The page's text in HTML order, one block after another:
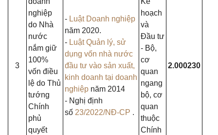
3
nghiệp
do Nhà
nước
nắm giữ
100%
vốn điều
lệ do Thủ
tướng
Chính
phủ
quyết
- Luật Doanh nghiệp
năm 2020.
- Luật Quản lý, sử
dụng vốn nhà nước
đầu tư vào sản xuất,
kinh doanh tại doanh
nghiệp năm 2014
- Nghị định
số 23/2022/NĐ-CP .
hoạch
và
Đầu tư
- Bộ,
cơ
quan
ngang
bộ, cơ
quan
thuộc
Chính
2.000230